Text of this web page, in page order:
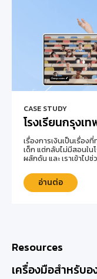
Resources
เครื่องมือสำหรับอ
CASE STUDY
โรงเรียนกรุงเ
เรื่องการเงินเป็นเรื่อ
เด็ก แต่กลับไม่มีสอนใน
ผลักดัน และ เราเข้าไปช่
อ่านต่อ